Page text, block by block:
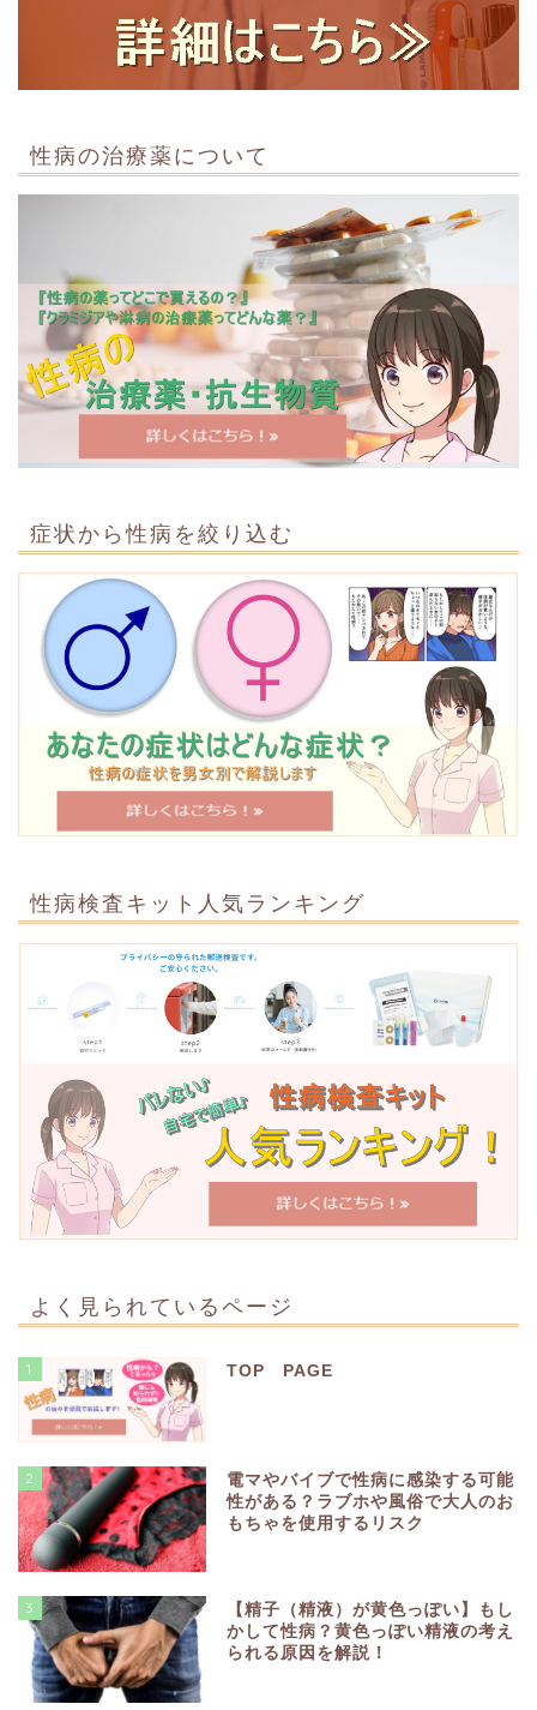
性病の治療薬について
症状から性病を絞り込む
性病検査キット人気ランキング
よく見られているページ
1 TOP PAGE
2
電マやバイブで性病に感染する可能
性がある？ラブホや風俗で大人のお
もちゃを使用するリスク
3
【精子（精液）が黄色っぽい】もし
かして性病？黄色っぽい精液の考え
られる原因を解説！